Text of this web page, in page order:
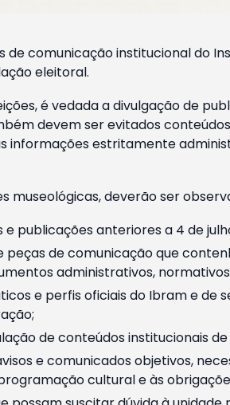
de comunicação institucional do
eleitoral.
é vedada a divulgação de
devem ser evitados
informações estritamente
museológicas, deverão ser
publicações anteriores a 4 de
de comunicação que
administrativos,
e perfis oficiais do Ibram e de
de conteúdos institucionais
e comunicados objetivos,
cultural e às